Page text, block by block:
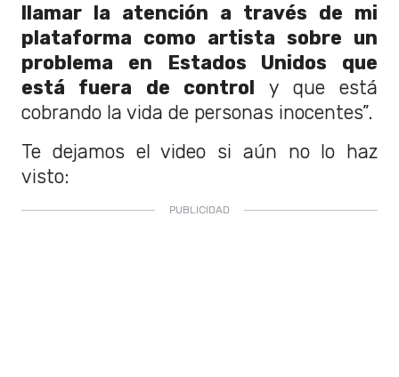
llamar la atención a través de mi
plataforma como artista sobre un
problema en Estados Unidos que
está fuera de control y que está
cobrando la vida de personas inocentes”.
Te dejamos el video si aún no lo haz
visto: